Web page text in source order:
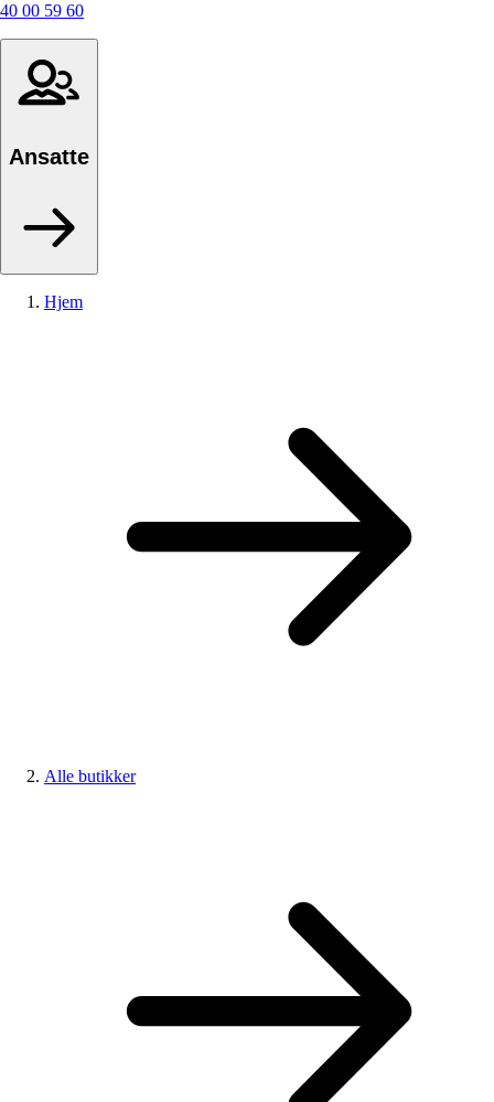
40 00 59 60
Ansatte
Hjem
Alle butikker